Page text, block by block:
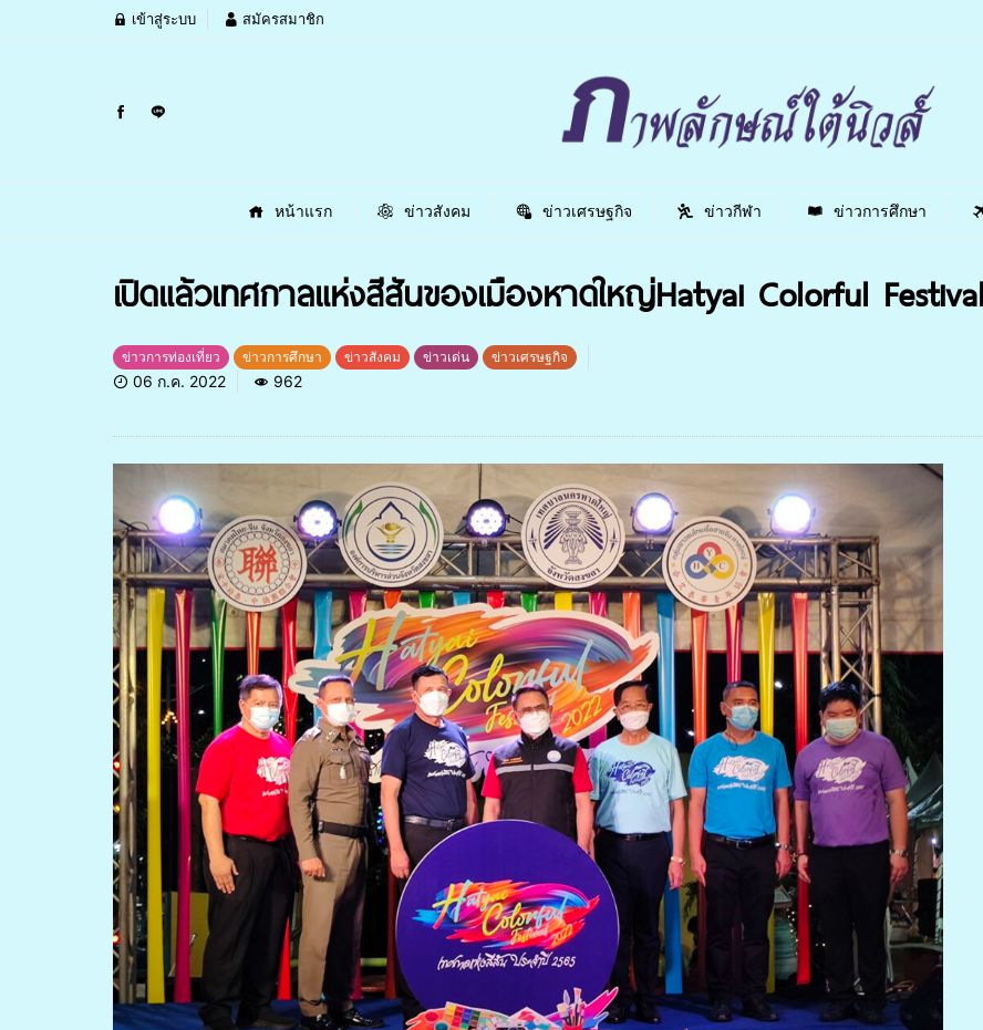
เข้าสู่ระบบ สมัครสมาชิก
หน้าแรก ข่าวสังคม ข่าวเศรษฐกิจ ข่าวกีฬา ข่าวการศึกษา
เปิดแล้วเทศกาลแห่งสีสันของเมืองหาดใหญ่Hatyai Colorful
ข่าวการท่องเที่ยว ข่าวการศึกษา ข่าวสังคม ข่าวเด่น ข่าวเศรษฐกิจ
06 ก.ค. 2022 962